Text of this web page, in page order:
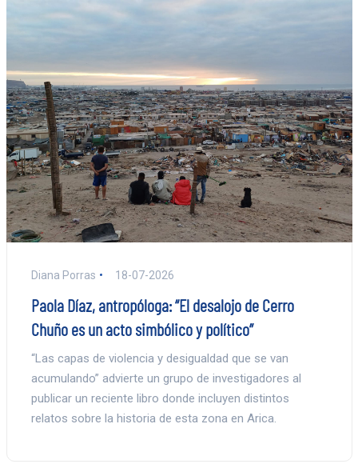
Diana Porras 18-07-2026
Paola Díaz, antropóloga: “El desalojo de Cerro
Chuño es un acto simbólico y político”
“Las capas de violencia y desigualdad que se van
acumulando” advierte un grupo de investigadores al
publicar un reciente libro donde incluyen distintos
relatos sobre la historia de esta zona en Arica.